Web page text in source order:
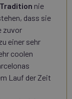
Tradition nie
dass sie
zuvor
einer sehr
coolen
Lauf der Zeit